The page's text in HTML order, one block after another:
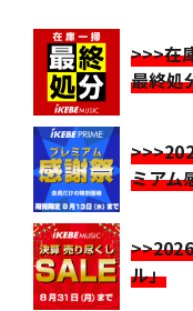
>>>在
最終処
ミアム
ル」